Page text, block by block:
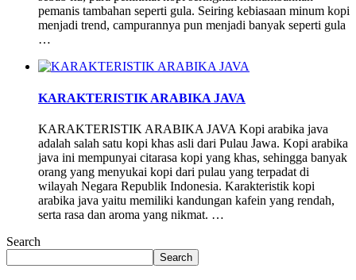
pemanis tambahan seperti gula. Seiring kebiasaan minum kopi
menjadi trend, campurannya pun menjadi banyak seperti gula
…
KARAKTERISTIK ARABIKA JAVA
KARAKTERISTIK ARABIKA JAVA Kopi arabika java
adalah salah satu kopi khas asli dari Pulau Jawa. Kopi arabika
java ini mempunyai citarasa kopi yang khas, sehingga banyak
orang yang menyukai kopi dari pulau yang terpadat di
wilayah Negara Republik Indonesia. Karakteristik kopi
arabika java yaitu memiliki kandungan kafein yang rendah,
serta rasa dan aroma yang nikmat. …
Search
Search